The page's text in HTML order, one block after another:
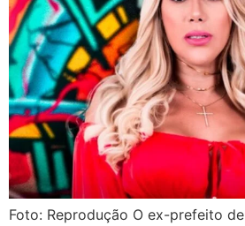
Foto: Reprodução O ex-prefeito